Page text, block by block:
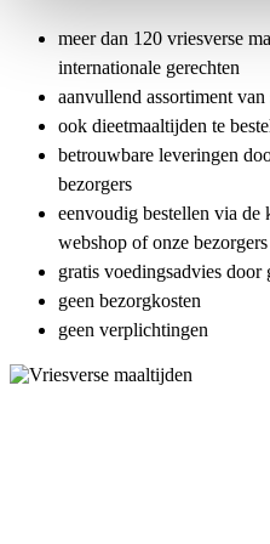
meer dan 120 vriesverse
internationale gerechten
aanvullend assortiment van
ook dieetmaaltijden te
betrouwbare leveringen
bezorgers
eenvoudig bestellen via de
webshop of onze bezorgers
gratis voedingsadvies door
geen bezorgkosten
geen verplichtingen